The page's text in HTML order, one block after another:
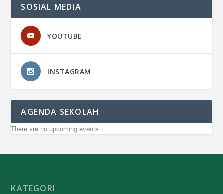
SOSIAL MEDIA
YOUTUBE
INSTAGRAM
AGENDA SEKOLAH
There are no upcoming events.
KATEGORI